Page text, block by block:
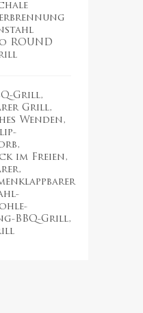
ROUND
Grill,
Grill,
Wenden,
im Freien,
BBQ-Grill,